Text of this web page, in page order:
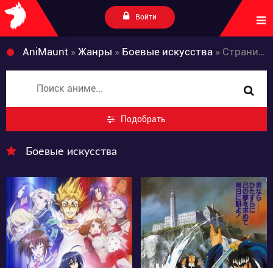
Войти
AniMaunt » Жанры » Боевые искусства » Страница 10
Подобрать
Боевые искусства
7127 3821